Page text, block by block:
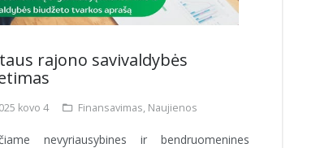
rajono savivaldybės
kovo 4 Finansavimas, Naujienos
nevyriausybines ir bendruomenines